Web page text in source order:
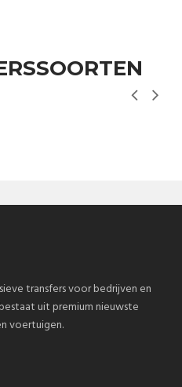
transfers voor bedrijven en
uit premium nieuwste
voertuigen.